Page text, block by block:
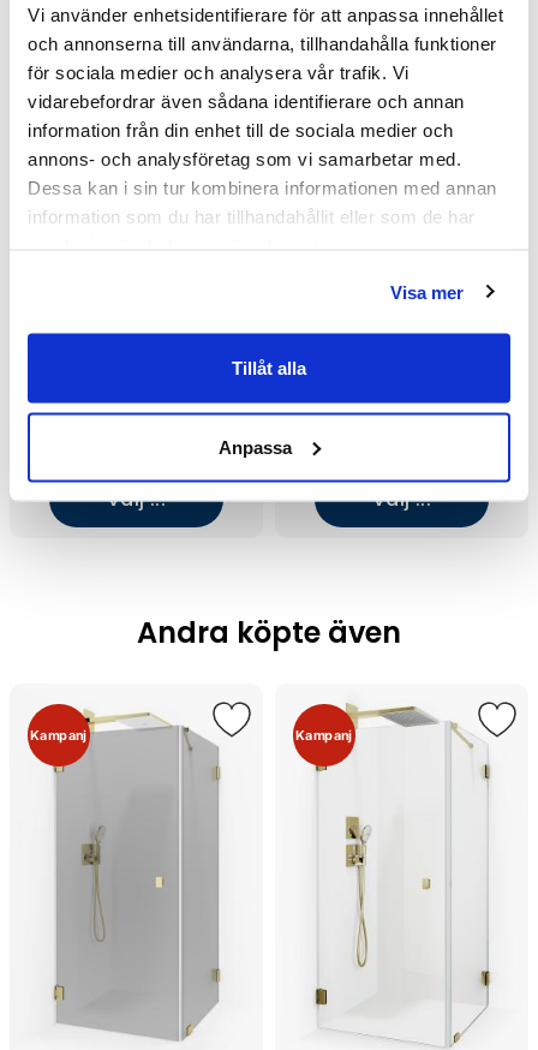
Vi använder enhetsidentifierare för att anpassa innehållet
och annonserna till användarna, tillhandahålla funktioner
för sociala medier och analysera vår trafik. Vi
vidarebefordrar även sådana identifierare och annan
information från din enhet till de sociala medier och
annons- och analysföretag som vi samarbetar med.
Dessa kan i sin tur kombinera informationen med annan
information som du har tillhandahållit eller som de har
Visa mer
Tillåt alla
Anpassa
Macro Design Grace Swing
Välj ...
Macro Design Grace Swing
Välj ...
Andra köpte även
Kampanj Kampanj